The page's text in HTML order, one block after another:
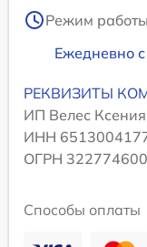
Режим
Ежедневно
РЕКВИЗИТЫ
ИП Велес
ИНН
ОГРН
Способы оплаты